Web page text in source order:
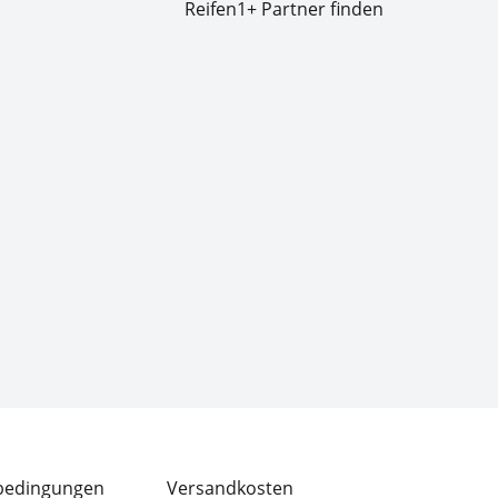
Reifen1+ Partner finden
Versandkosten